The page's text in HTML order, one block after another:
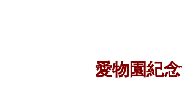
愛物園紀